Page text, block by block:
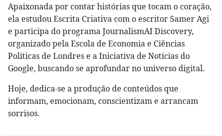
Apaixonada por contar histórias que tocam o coração,
ela estudou Escrita Criativa com o escritor Samer Agi
e participa do programa JournalismAI Discovery,
organizado pela Escola de Economia e Ciências
Políticas de Londres e a Iniciativa de Notícias do
Google, buscando se aprofundar no universo digital.
Hoje, dedica-se a produção de conteúdos que
informam, emocionam, conscientizam e arrancam
sorrisos.